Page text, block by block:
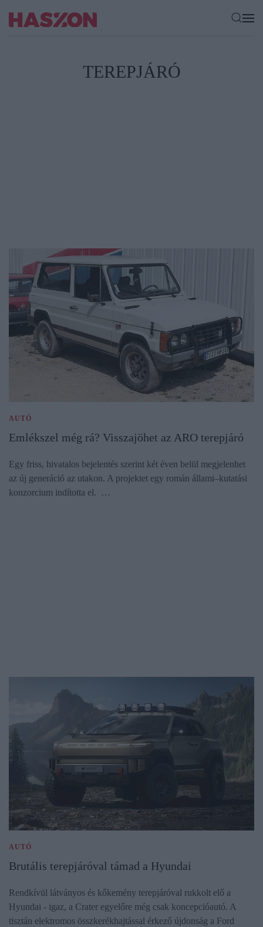
TEREPJÁRÓ
AUTÓ
Emlékszel még rá? Visszajöhet az ARO terepjáró
Egy friss, hivatalos bejelentés szerint két éven belül megjelenhet
az új generáció az utakon. A projektet egy román állami–kutatási
konzorcium indította el. …
AUTÓ
Brutális terepjáróval támad a Hyundai
Rendkívül látványos és kőkemény terepjáróval rukkolt elő a
Hyundai - igaz, a Crater egyelőre még csak koncepcióautó. A
tisztán elektromos összkerékhajtással érkező újdonság a Ford